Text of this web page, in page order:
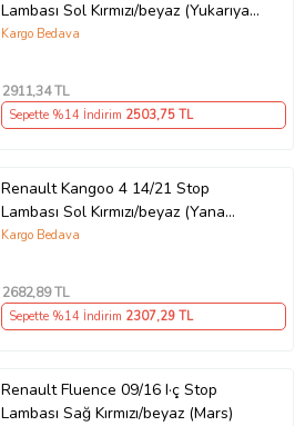
Lambası Sol Kırmızı/beyaz (Yukarıya
Açılan Ti·p) 1kapı (Mars)
Kargo Bedava
2911,34 TL
Sepette %14 İndirim 2503,75 TL
Renault Kangoo 4 14/21 Stop
Lambası Sol Kırmızı/beyaz (Yana
Açılan Ti·p) 2kapı (Mars)
Kargo Bedava
2682,89 TL
Sepette %14 İndirim 2307,29 TL
Renault Fluence 09/16 I·ç Stop
Lambası Sağ Kırmızı/beyaz (Mars)